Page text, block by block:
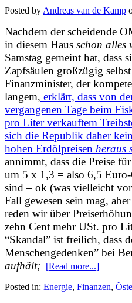
Posted by Andreas van de Kamp
Nachdem der scheidende
in diesem Haus schon alles
Samstag gemeint hat, dass
Zapfsäulen großzügig
Finanzminister, der
langem, erklärt, dass von
vergangenen Tage beim
pro Liter verkauftem
sich die Republik daher
hohen Erdölpreisen heraus
annimmt, dass die Preise
um 5 x 1,3 = also 6,5
sind – ok (was vielleicht
Fall gewesen sein mag,
reden wir über
zehn Cent mehr USt. pro
“Skandal” ist freilich, dass
Menschengedenken” bei
aufhält;
[Read more...]
Posted in: Energie, Finanzen,